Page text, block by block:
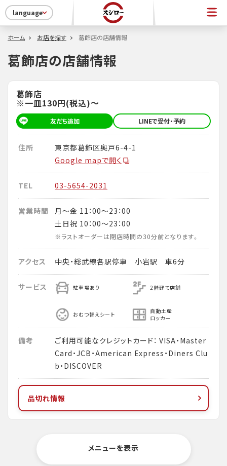
language
ホーム お店を探す 葛飾店の店舗情報
葛飾店の店舗情報
葛飾店
※一皿130円(税込)～
友だち追加 LINEで受付・予約
住所
東京都葛飾区奥戸6-4-1
Google mapで開く
TEL 03-5654-2031
営業時間
月～金 11：00～23：00
土日祝 10：00～23：00
※ラストオーダーは閉店時間の30分前となります。
アクセス 中央・総武線各駅停車 小岩駅 車6分
サービス 駐車場あり 2階建て店舗
おむつ替えシート
自動土産
ロッカー
備考
ご利用可能なクレジットカード： VISA・Master
Card・JCB・American Express・Diners Clu
b・DISCOVER
品切れ情報
メニューを表示